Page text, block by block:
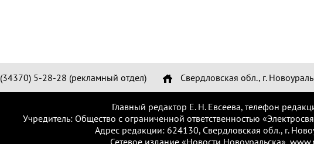
(34370) 5-28-28 (рекламный отдел) Свердловская обл., г.
Главный редактор Е. Н. Евсеева, телефон
Учредитель: Общество с ограниченной ответственностью
Адрес редакции: 624130, Свердловская обл., г.